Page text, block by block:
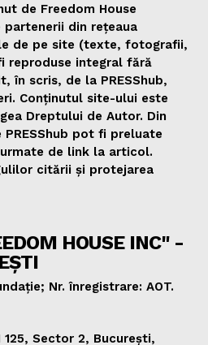
de Freedom House
partenerii din rețeaua
de pe site (texte, fotografii,
reproduse integral fără
în scris, de la PRESShub,
Conținutul site-ului este
Dreptului de Autor. Din
pot fi preluate
de link la articol.
citării și protejarea
HOUSE INC" -
Nr. înregistrare: AOT.
125, Sector 2, București,